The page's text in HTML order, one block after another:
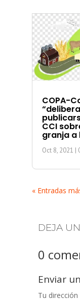
COPA-
CCI
granja a
Oct 8, 2021 |
« Entradas
DEJA
0
Enviar
Tu